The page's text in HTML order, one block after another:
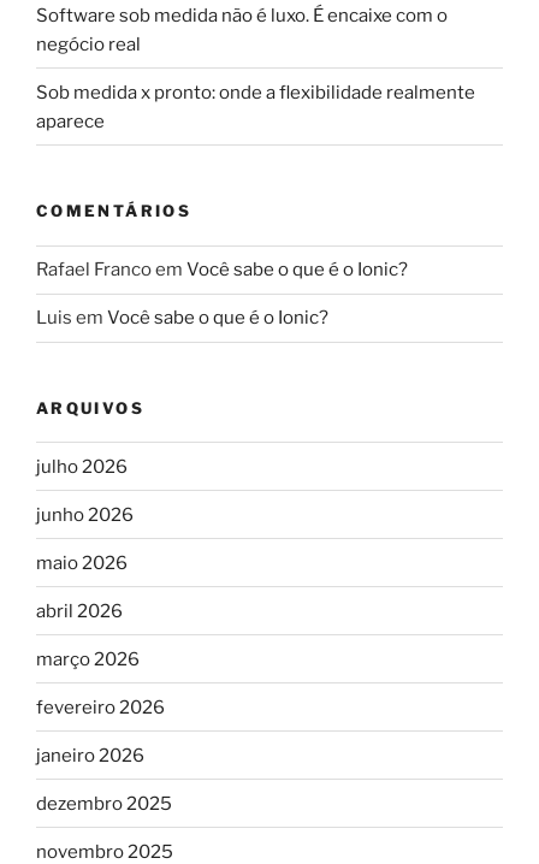
Software sob medida não é luxo. É encaixe com o
negócio real
Sob medida x pronto: onde a flexibilidade realmente
aparece
COMENTÁRIOS
Rafael Francoem Você sabe o que é o Ionic?
Luis em Você sabe o que é o Ionic?
ARQUIVOS
julho 2026
junho 2026
maio 2026
abril 2026
março 2026
fevereiro 2026
janeiro 2026
dezembro 2025
novembro 2025